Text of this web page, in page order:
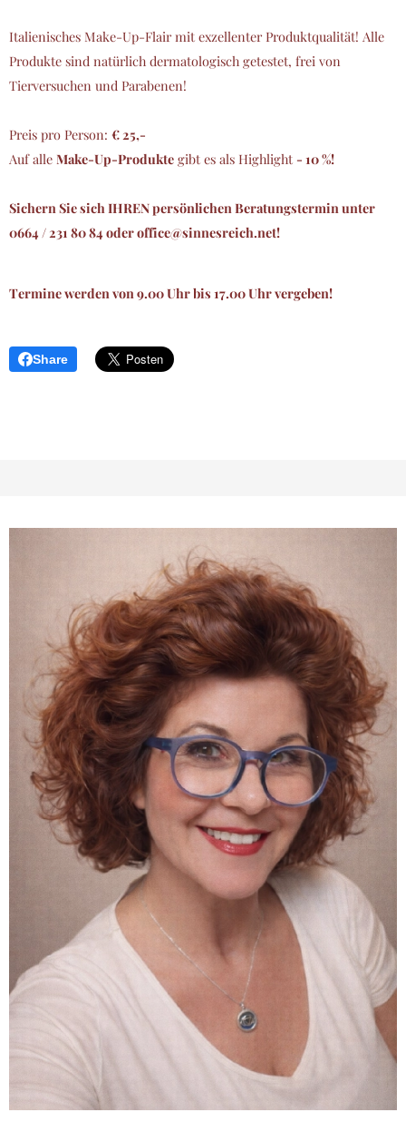
Italienisches Make-Up-Flair mit exzellenter Produktqualität! Alle
Produkte sind natürlich dermatologisch getestet, frei von
Tierversuchen und Parabenen!
Preis pro Person: € 25,-
Auf alle Make-Up-Produkte gibt es als Highlight - 10 %!
Sichern Sie sich IHREN persönlichen Beratungstermin unter
0664 / 231 80 84 oder office@sinnesreich.net!
Termine werden von 9.00 Uhr bis 17.00 Uhr vergeben!
Share